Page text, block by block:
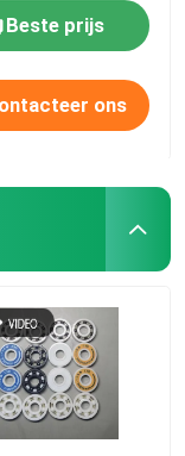
Beste prijs
ons